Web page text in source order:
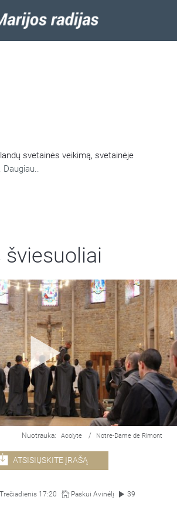
svetainės veikimą, svetainėje
Daugiau..
šviesuoliai
Nuotrauka: Acolyte / Notre-Dame de Rimont
ATSISIŲSKITE ĮRAŠĄ
17:20 Paskui Avinėlį 39